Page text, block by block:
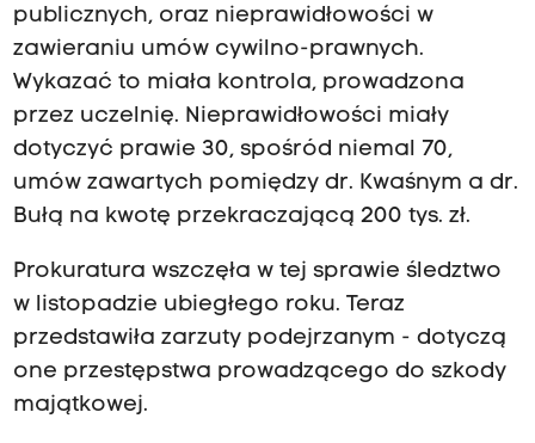
publicznych, oraz nieprawidłowości w
zawieraniu umów cywilno-prawnych.
Wykazać to miała kontrola, prowadzona
przez uczelnię. Nieprawidłowości miały
dotyczyć prawie 30, spośród niemal 70,
umów zawartych pomiędzy dr. Kwaśnym a dr.
Bułą na kwotę przekraczającą 200 tys. zł.
Prokuratura wszczęła w tej sprawie śledztwo
w listopadzie ubiegłego roku. Teraz
przedstawiła zarzuty podejrzanym - dotyczą
one przestępstwa prowadzącego do szkody
majątkowej.